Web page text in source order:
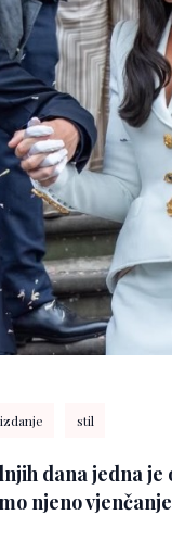
stil
dana jedna
njeno